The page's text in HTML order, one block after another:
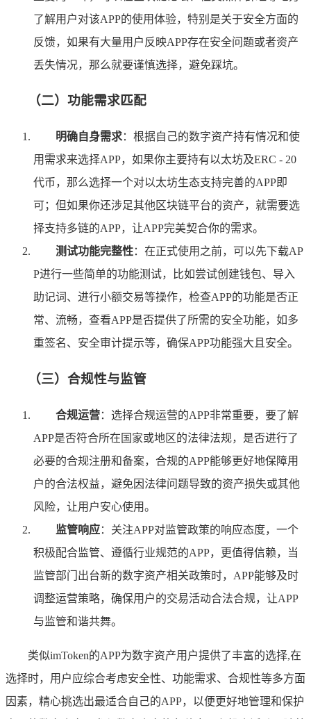
了解用户对该APP的使用体验，特别是关于安全方面的
反馈，如果有大量用户反映APP存在安全问题或者资产
丢失情况，那么就要谨慎选择，避免踩坑。
（二）功能需求匹配
明确自身需求：根据自己的数字资产持有情况和使
用需求来选择APP，如果你主要持有以太坊及ERC - 20
代币，那么选择一个对以太坊生态支持完善的APP即
可；但如果你还涉足其他区块链平台的资产，就需要选
择支持多链的APP，让APP完美契合你的需求。
测试功能完整性：在正式使用之前，可以先下载AP
P进行一些简单的功能测试，比如尝试创建钱包、导入
助记词、进行小额交易等操作，检查APP的功能是否正
常、流畅，查看APP是否提供了所需的安全功能，如多
重签名、安全审计提示等，确保APP功能强大且安全。
（三）合规性与监管
合规运营：选择合规运营的APP非常重要，要了解
APP是否符合所在国家或地区的法律法规，是否进行了
必要的合规注册和备案，合规的APP能够更好地保障用
户的合法权益，避免因法律问题导致的资产损失或其他
风险，让用户安心使用。
监管响应：关注APP对监管政策的响应态度，一个
积极配合监管、遵循行业规范的APP，更值得信赖，当
监管部门出台新的数字资产相关政策时，APP能够及时
调整运营策略，确保用户的交易活动合法合规，让APP
与监管和谐共舞。
类似imToken的APP为数字资产用户提供了丰富的选择,在
选择时，用户应综合考虑安全性、功能需求、合规性等多方面
因素，精心挑选出最适合自己的APP，以便更好地管理和保护